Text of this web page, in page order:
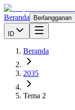
Beranda Berlangganan
ID
Beranda
2035
Tema 2